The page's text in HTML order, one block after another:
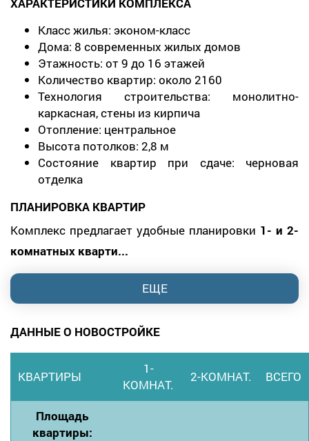
Класс жилья: эконом-класс
Дома: 8 современных жилых домов
Этажность: от 9 до 16 этажей
Количество квартир: около 2160
Технология строительства: монолитно-
каркасная, стены из кирпича
Отопление: центральное
Высота потолков: 2,8 м
Состояние квартир при сдаче: черновая
отделка
ПЛАНИРОВКА КВАРТИР
Комплекс предлагает удобные планировки 1- и 2-
комнатных кварти...
ЕЩЕ
ДАННЫЕ О НОВОСТРОЙКЕ
КВАРТИРЫ
1-
КОМНАТ.
2-КОМНАТ. ВСЕГО
Площадь
квартиры: